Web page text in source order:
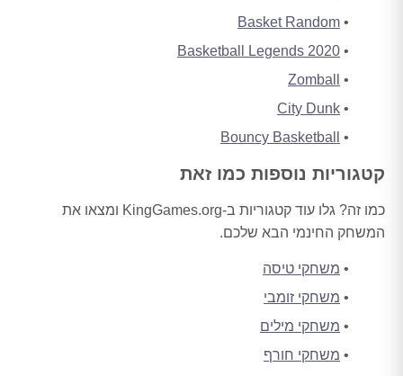
Basket Random
Basketball Legends 2020
Zomball
City Dunk
Bouncy Basketball
קטגוריות נוספות כמו זאת
כמו זה? גלו עוד קטגוריות ב-KingGames.org ומצאו את
המשחק החינמי הבא שלכם.
משחקי טיסה
משחקי זומבי
משחקי מילים
משחקי חורף